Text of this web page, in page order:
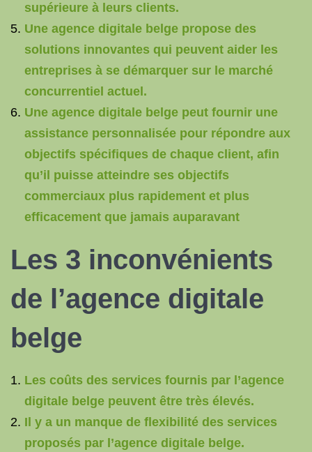
supérieure à leurs clients.
Une agence digitale belge propose des
solutions innovantes qui peuvent aider les
entreprises à se démarquer sur le marché
concurrentiel actuel.
Une agence digitale belge peut fournir une
assistance personnalisée pour répondre aux
objectifs spécifiques de chaque client, afin
qu’il puisse atteindre ses objectifs
commerciaux plus rapidement et plus
efficacement que jamais auparavant
Les 3 inconvénients
de l’agence digitale
belge
Les coûts des services fournis par l’agence
digitale belge peuvent être très élevés.
Il y a un manque de flexibilité des services
proposés par l’agence digitale belge.